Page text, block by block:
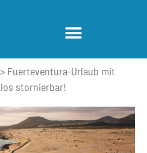
> Fuerteventura-Urlaub mit
stornierbar!